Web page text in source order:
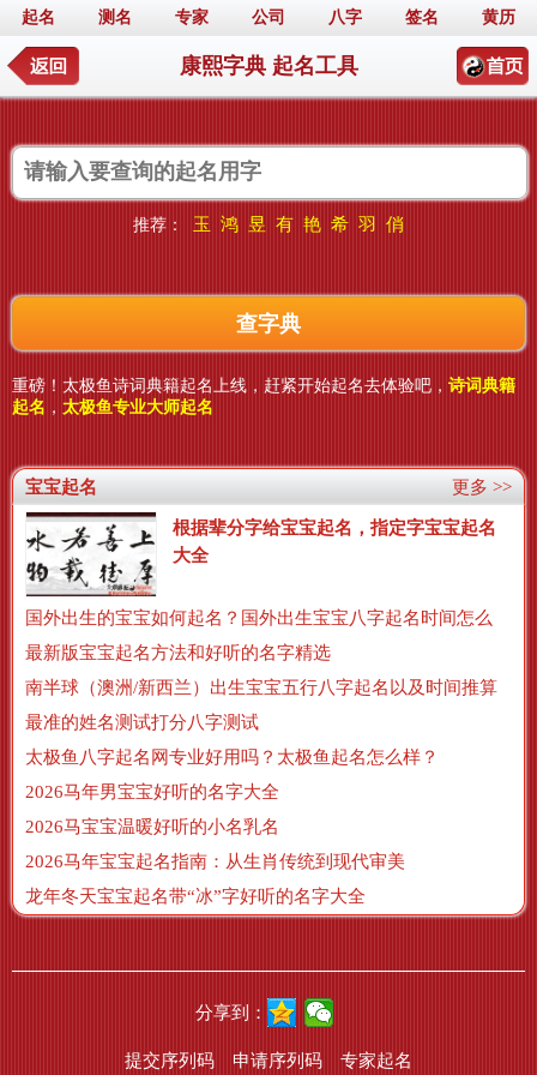
起名 测名 专家 公司 八字 签名 黄历
康熙字典 起名工具
推荐： 玉 鸿 昱 有 艳 希 羽 俏
重磅！太极鱼诗词典籍起名上线，赶紧开始起名去体验吧， 诗词典籍
起名 ， 太极鱼专业大师起名
更多 >>
宝宝起名
根据辈分字给宝宝起名，指定字宝宝起名
大全
最新版宝宝起名方法和好听的名字精选
南半球（澳洲/新西兰）出生宝宝五行八字起名以及时间推算
最准的姓名测试打分八字测试
太极鱼八字起名网专业好用吗？太极鱼起名怎么样？
2026马年男宝宝好听的名字大全
2026马宝宝温暖好听的小名乳名
2026马年宝宝起名指南：从生肖传统到现代审美
龙年冬天宝宝起名带“冰”字好听的名字大全
分享到：
提交序列码 申请序列码 专家起名